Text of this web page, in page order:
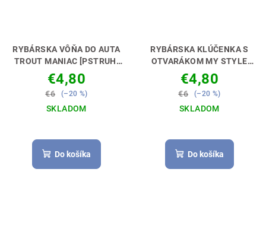
RYBÁRSKA VÔŇA DO AUTA
TROUT MANIAC [PSTRUH]
NECH TI VONIA KÁRA🚗🎣
€4,80
€6 (–20 %)
SKLADOM
Do košíka
RYBÁRSKA KLÚČENKA S
OTVARÁKOM MY STYLE
TROUT FLY-FISHING
[MUŠKÁR]PERFEKTNÝ
DARČEK PRE RYBÁRA 🎣🎁
€4,80
€6 (–20 %)
SKLADOM
Do košíka